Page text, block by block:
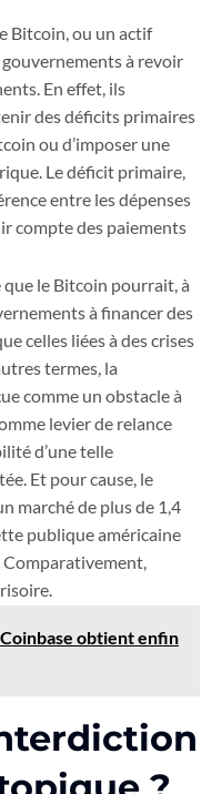
Bitcoin, ou un actif
à revoir
En effet, ils
des déficits primaires
ou d’imposer une
Le déficit primaire,
entre les dépenses
compte des paiements
le Bitcoin pourrait, à
à financer des
celles liées à des crises
termes, la
comme un obstacle à
levier de relance
d’une telle
Et pour cause, le
marché de plus de 1,4
publique américaine
Comparativement,
Coinbase obtient enfin